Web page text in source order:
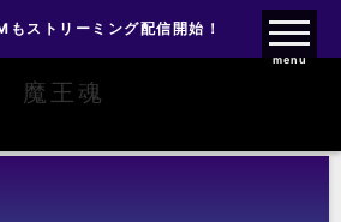
魂ファンクラブ
もストリーミング配信開始！
menu